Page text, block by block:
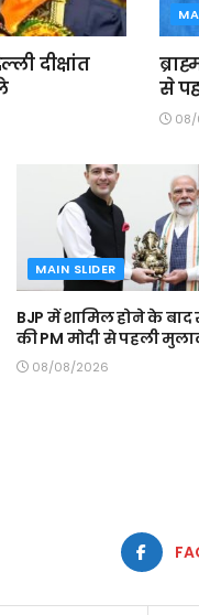
दीक्षांत
से
MAIN SLIDER
BJP में शामिल होने के बाद
की PM मोदी से पहली
08/08/2026